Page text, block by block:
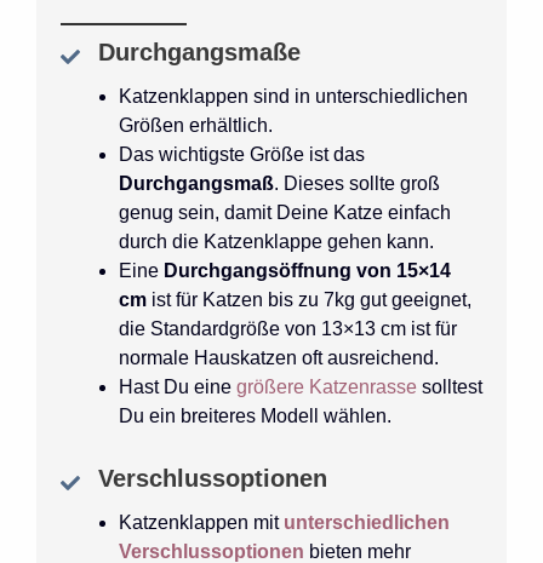
Durchgangsmaße
Katzenklappen sind in unterschiedlichen
Größen erhältlich.
Das wichtigste Größe ist das
Durchgangsmaß. Dieses sollte groß
genug sein, damit Deine Katze einfach
durch die Katzenklappe gehen kann.
Eine Durchgangsöffnung von 15×14
cm ist für Katzen bis zu 7kg gut geeignet,
die Standardgröße von 13×13 cm ist für
normale Hauskatzen oft ausreichend.
Hast Du eine größere Katzenrasse solltest
Du ein breiteres Modell wählen.
Verschlussoptionen
Katzenklappen mit unterschiedlichen
Verschlussoptionen bieten mehr